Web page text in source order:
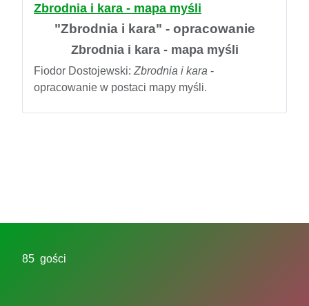
Zbrodnia i kara - mapa myśli
"Zbrodnia i kara" - opracowanie
Zbrodnia i kara - mapa myśli
Fiodor Dostojewski: Zbrodnia i kara -
opracowanie w postaci mapy myśli.
85 gości